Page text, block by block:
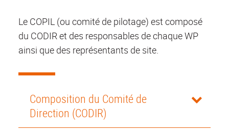
Le COPIL (ou comité de pilotage) est composé
du CODIR et des responsables de chaque WP
ainsi que des représentants de site.
Composition du Comité de
Direction (CODIR)